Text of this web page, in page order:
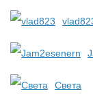
Света